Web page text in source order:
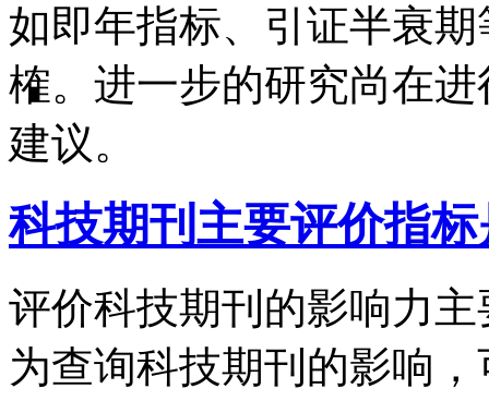
如即年指标、引证半衰
榷。进一步的研究尚在
建议。
科技期刊主要评价指
评价科技期刊的影响力
为查询科技期刊的影响